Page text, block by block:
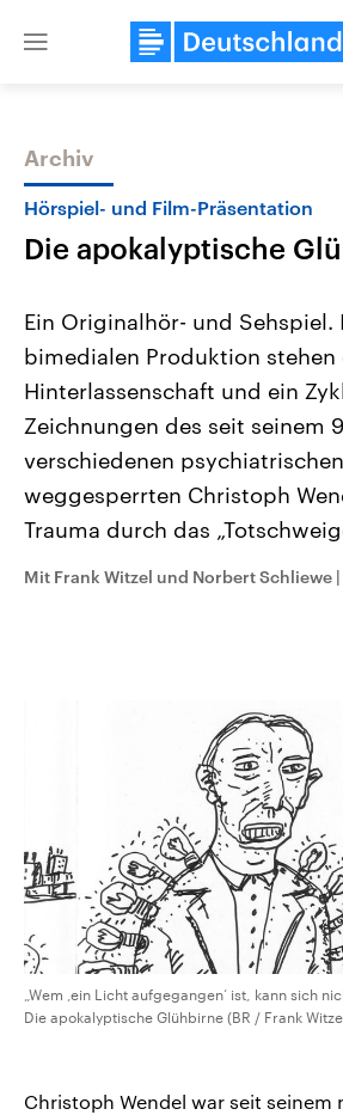
Close
Themen
Landtagswahl Sachsen-Anhalt
2026
Alle Informationen
Sachsen-Anhalt wählt am 6.
September 2026 einen neuen
Landtag. Seit 2021 wird das
Bundesland von einer Koalition aus
Umfragen, Prognosen,
Wahlprogramme, aktuelle Berichte
Archiv
Hörspiel- und Film-Präsentation
Die apokalyptische
Ein Originalhör- und
bimedialen Produktion
Hinterlassenschaft und ein
Zeichnungen des seit seinem
verschiedenen
weggesperrten Christoph
Trauma durch das
Mit Frank Witzel und Norbert Schliewe |
„Wem ‚ein Licht aufgegangen‘ ist, kann sich
Die apokalyptische Glühbirne (BR / Frank
Christoph Wendel war seit seinem